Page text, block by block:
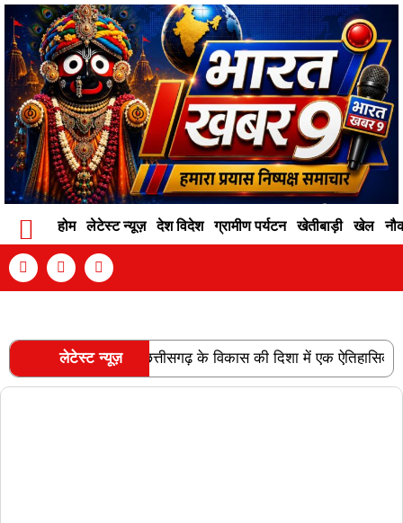
होम लेटेस्ट न्यूज़ देश विदेश ग्रामीण पर्यटन खेतीबाड़ी खेल
लेटेस्ट न्यूज़
लाइन की स्वीकृति छत्तीसगढ़ के विकास की दिशा में एक ऐतिहासिक
RECENT POSTS